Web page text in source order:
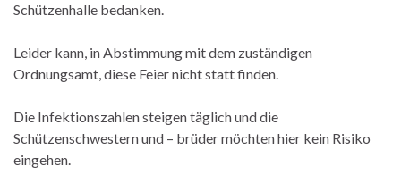
Schützenhalle bedanken.
Leider kann, in Abstimmung mit dem zuständigen
Ordnungsamt, diese Feier nicht statt finden.
Die Infektionszahlen steigen täglich und die
Schützenschwestern und – brüder möchten hier kein Risiko
eingehen.